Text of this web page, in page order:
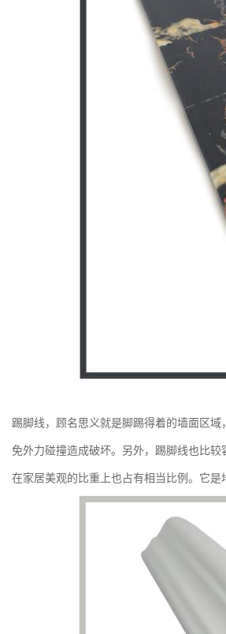
踢脚线，顾名思义就是脚踢得着的墙面区
免外力碰撞造成破坏。另外，踢脚线也比
在家居美观的比重上也占有相当比例。它是